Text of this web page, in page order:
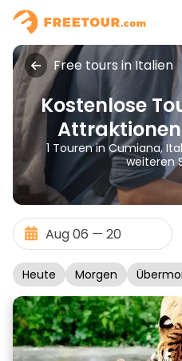
Free tours in Italien
Kostenlose
1 Touren in Cumiana,
weiteren
Heute Morgen